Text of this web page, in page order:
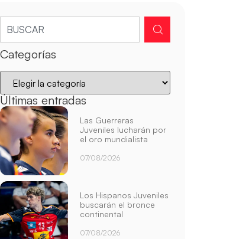
Categorías
Últimas entradas
Las Guerreras
Juveniles lucharán por
el oro mundialista
07/08/2026
Los Hispanos Juveniles
buscarán el bronce
continental
07/08/2026